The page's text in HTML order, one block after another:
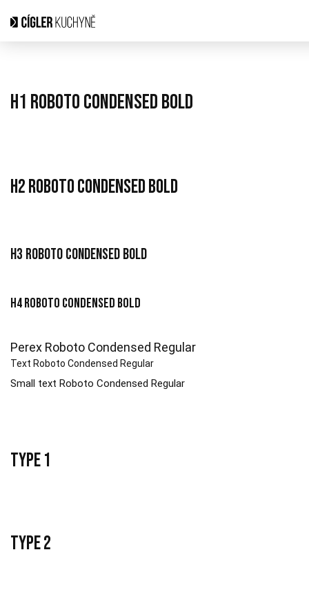
H1 Roboto Condensed Bold
H2 Roboto Condensed Bold
H3 Roboto Condensed Bold
H4 Roboto Condensed Bold
Perex Roboto Condensed Regular
Text Roboto Condensed Regular
Small text Roboto Condensed Regular
Type 1
Type 2